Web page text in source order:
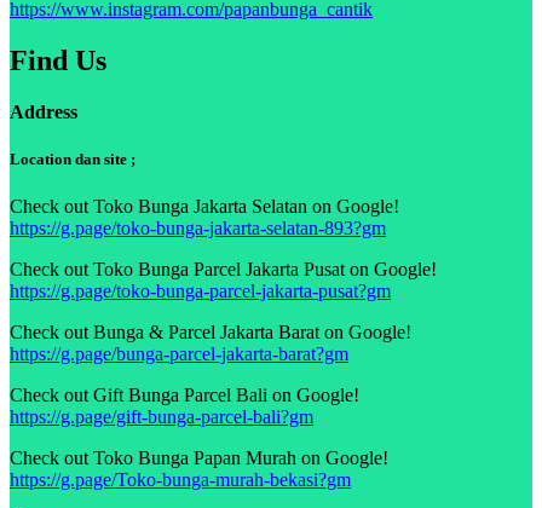
https://www.instagram.com/papanbunga_cantik
Find Us
Address
Location dan site ;
Check out Toko Bunga Jakarta Selatan on Google!
https://g.page/toko-bunga-jakarta-selatan-893?gm
Check out Toko Bunga Parcel Jakarta Pusat on Google!
https://g.page/toko-bunga-parcel-jakarta-pusat?gm
Check out Bunga & Parcel Jakarta Barat on Google!
https://g.page/bunga-parcel-jakarta-barat?gm
Check out Gift Bunga Parcel Bali on Google!
https://g.page/gift-bunga-parcel-bali?gm
Check out Toko Bunga Papan Murah on Google!
https://g.page/Toko-bunga-murah-bekasi?gm